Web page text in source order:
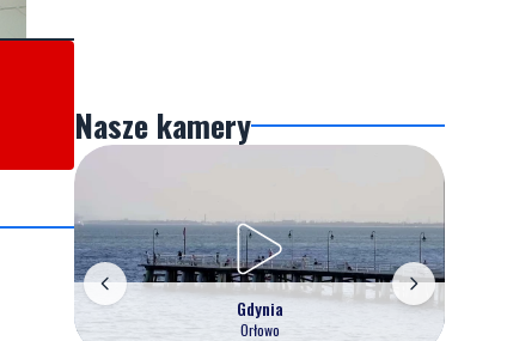
Nasze kamery
Gdynia
Orłowo